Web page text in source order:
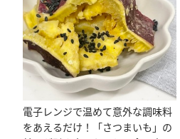
電子レンジで温めて意外な調味料
をあえるだけ！「さつまいも」の